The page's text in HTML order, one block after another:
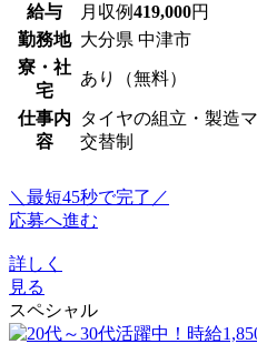
給与 月収例419,000円
勤務地 大分県 中津市
寮・社
宅
あり（無料）
仕事内
容
タイヤの組立・製造
交替制
＼最短45秒で完了／
応募へ進む
詳しく
見る
スペシャル